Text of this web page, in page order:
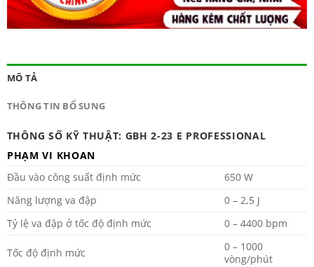
MÔ TẢ
THÔNG TIN BỔ SUNG
THÔNG SỐ KỸ THUẬT: GBH 2-23 E PROFESSIONAL
PHẠM VI KHOAN
Đầu vào công suất định mức
650 W
Năng lượng va đập
0 – 2,5 J
Tỷ lệ va đập ở tốc độ định mức
0 – 4400 bpm
Tốc độ định mức
0 – 1000
vòng/phút